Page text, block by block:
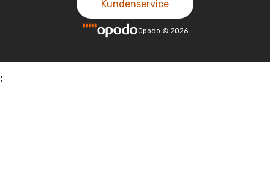
Kundenservice
Opodo © 2026
;